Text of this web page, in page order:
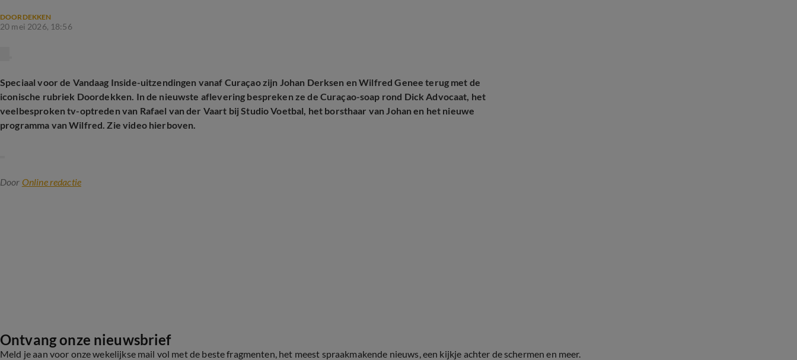
DOORDEKKEN
20 mei 2026, 18:56
Speciaal voor de Vandaag Inside-uitzendingen vanaf Curaçao zijn Johan Derksen en Wilfred Genee terug met de
iconische rubriek Doordekken. In de nieuwste aflevering bespreken ze de Curaçao-soap rond Dick Advocaat, het
veelbesproken tv-optreden van Rafael van der Vaart bij Studio Voetbal, het borsthaar van Johan en het nieuwe
programma van Wilfred. Zie video hierboven.
Door Online redactie
Ontvang onze nieuwsbrief
Meld je aan voor onze wekelijkse mail vol met de beste fragmenten, het meest spraakmakende nieuws, een kijkje achter de schermen en meer.